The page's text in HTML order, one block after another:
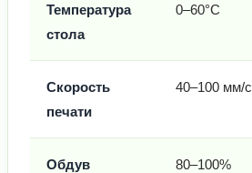
Температура
стола
0–60°C
Скорость
печати
40–100 мм/с
Обдув 80–100%